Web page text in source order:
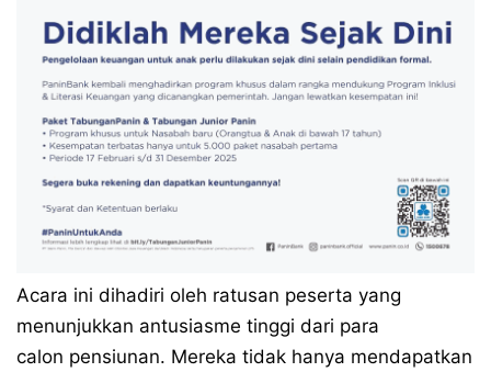
Acara ini dihadiri oleh ratusan peserta yang
menunjukkan antusiasme tinggi dari para
calon pensiunan. Mereka tidak hanya mendapatkan